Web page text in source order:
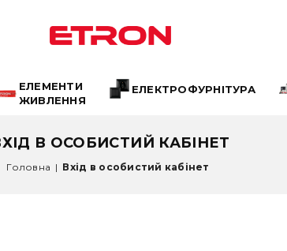
ЕЛЕМЕНТИ
ЖИВЛЕННЯ
ЕЛЕКТРОФУРНІТУРА
В ОСОБИСТИЙ КАБІНЕТ
Головна | Вхід в особистий кабінет